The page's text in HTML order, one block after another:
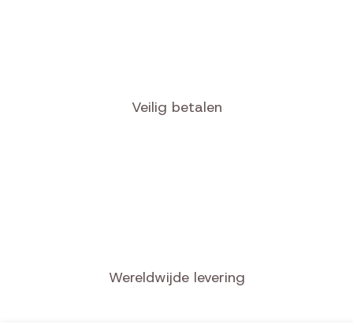
Veilig betalen
Wereldwijde levering